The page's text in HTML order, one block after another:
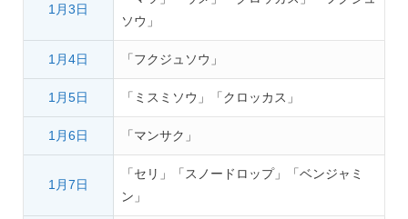
1月3日
ソウ」
1月4日 「フクジュソウ」
1月5日 「ミスミソウ」「クロッカス」
1月6日 「マンサク」
1月7日
「セリ」「スノードロップ」「ベンジャミ
ン」